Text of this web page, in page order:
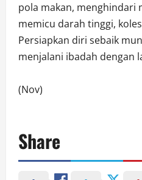
pola makan, menghindari
memicu darah tinggi,
Persiapkan diri sebaik
menjalani ibadah dengan
(Nov)
Share